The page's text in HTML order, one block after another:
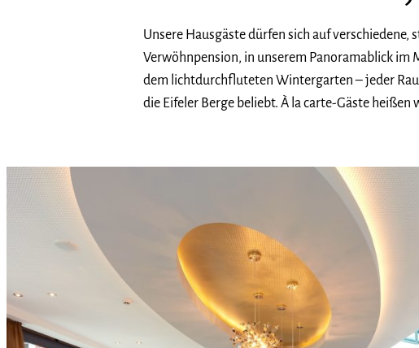
Unsere Hausgäste dürfen sich auf
Verwöhnpension, in unserem Panoramablick im
dem lichtdurchfluteten Wintergarten – jeder
die Eifeler Berge beliebt. À la carte-Gäste